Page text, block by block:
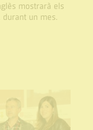
mostrarà els
un mes.